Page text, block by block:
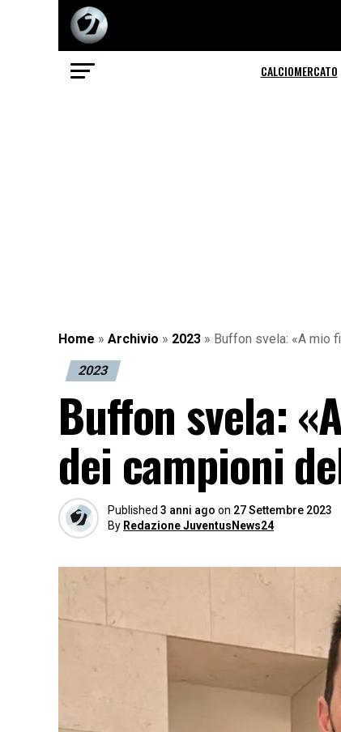
CALCIOMERCATO
Home » Archivio » 2023 » Buffon svela: «A mio
2023
Buffon svela:
dei campioni
Published 3 anni ago on 27 Settembre 2023
By Redazione JuventusNews24